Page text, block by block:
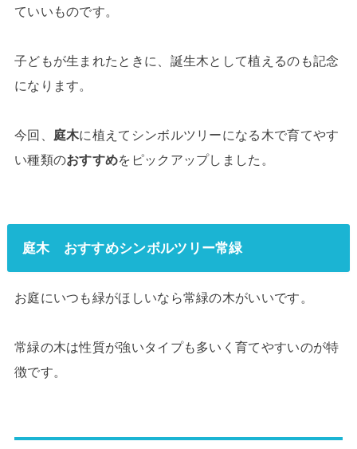
ていいものです。
子どもが生まれたときに、誕生木として植えるのも記念
になります。
今回、 庭木に植えてシンボルツリーになる木で育てやす
い種類のおすすめをピックアップしました。
庭木 おすすめシンボルツリー常緑
お庭にいつも緑がほしいなら常緑の木がいいです。
常緑の木は性質が強いタイプも多いく育てやすいのが特
徴です。